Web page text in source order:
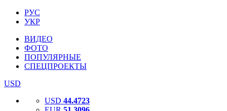
РУС
УКР
ВИДЕО
ФОТО
ПОПУЛЯРНЫЕ
СПЕЦПРОЕКТЫ
USD
USD 44.4723